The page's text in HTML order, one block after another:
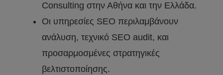
Consulting στην Αθήνα και την Ελλάδα.
Οι υπηρεσίες SEO περιλαμβάνουν
ανάλυση, τεχνικό SEO audit, και
προσαρμοσμένες στρατηγικές
βελτιστοποίησης.